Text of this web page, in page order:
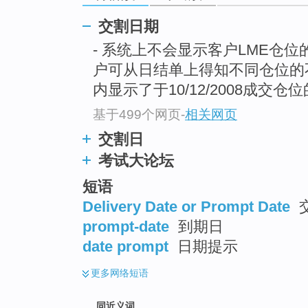
交割日期
- 系统上不会显示客户LME仓位
户可从日结单上得知不同仓位
内显示了于10/12/2008成交仓
基于499个网页-相关网页
交割日
考试大论坛
短语
Delivery Date or Prompt Date
prompt-date 到期日
date prompt
日期提示
更多网络短语
同近义词